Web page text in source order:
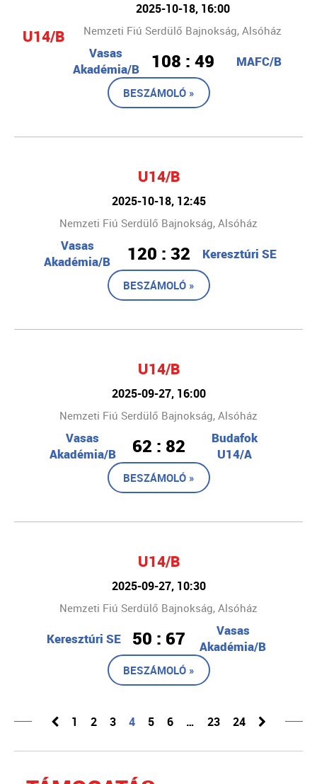
U14/B
2025-10-18, 16:00
Nemzeti Fiú Serdülő Bajnokság, Alsóház
Vasas
Akadémia/B
108 : 49 MAFC/B
BESZÁMOLÓ »
U14/B
2025-10-18, 12:45
Nemzeti Fiú Serdülő Bajnokság, Alsóház
Vasas
Akadémia/B
120 : 32 Keresztúri SE
BESZÁMOLÓ »
U14/B
2025-09-27, 16:00
Nemzeti Fiú Serdülő Bajnokság, Alsóház
Vasas
Akadémia/B
62 : 82
Budafok
U14/A
BESZÁMOLÓ »
U14/B
2025-09-27, 10:30
Nemzeti Fiú Serdülő Bajnokság, Alsóház
Keresztúri SE 50 : 67
Vasas
Akadémia/B
BESZÁMOLÓ »
1 2 3 4 5 6 … 23 24